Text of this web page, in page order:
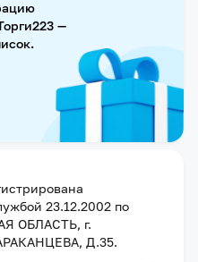
—
23.12.2002 по
ОБЛАСТЬ, г.
Д.35.